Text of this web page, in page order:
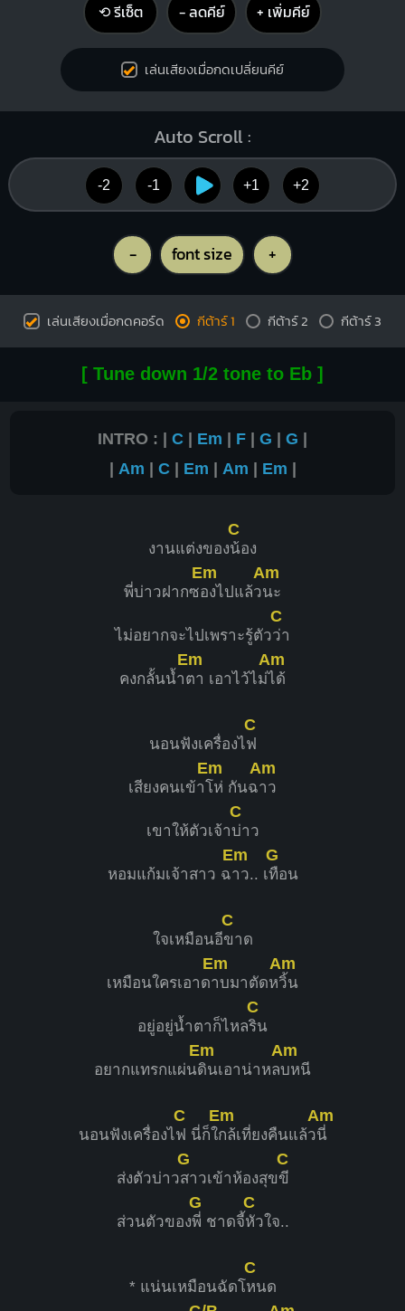
⟲ รีเซ็ต − ลดคีย์ + เพิ่มคีย์
เล่นเสียงเมื่อกดเปลี่ยนคีย์
Auto Scroll :
-2 -1 +1 +2
- font size +
เล่นเสียงเมื่อกดคอร์ด กีต้าร์ 1 กีต้าร์ 2 กีต้าร์ 3
[ Tune down 1/2 tone to Eb ]
INTRO : | C | Em | F | G | G |
| Am | C | Em | Am | Em |
งานแต่งของ
C
น้อง
พี่บ่าวฝากซ
Em
องไปแล้ว
Am
นะ
ไม่อยากจะไปเพราะรู้ตัว
C
ว่า
คงกลั้นน้ำ
Em
ตา เอาไว้ไม่
Am
ได้
นอนฟังเครื่องไ
C
ฟ
เสียงคนเข้า
Em
โห่ กันฉ
Am
าว
เขาให้ตัวเจ้า
C
บ่าว
หอมแก้มเจ้าสาว ฉ
Em
าว.. เ
G
ทือน
ใจเหมือนอี
C
ขาด
เหมือนใครเอาด
Em
าบมาตัดห
Am
วิ้น
อยู่อยู่น้ำตาก็ไหล
C
ริน
อยากแทรกแผ่น
Em
ดินเอาน่าหล
Am
บหนี
นอนฟังเครื่องไ
C
ฟ นี่ก็ใ
Em
กล้เที่ยงคืนแล้ว
Am
นี่
ส่งตัวบ่าว
G
สาวเข้าห้องสุข
C
ขี
ส่วนตัวของ
G
พี่ ชาดจี้
C
หัวใจ..
* แน่นเหมือนฉัดโ
C
หนด